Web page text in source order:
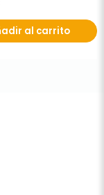
al carrito